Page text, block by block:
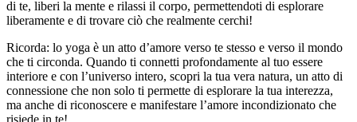
di te, liberi la mente e rilassi il corpo, permettendoti di esplorare
liberamente e di trovare ciò che realmente cerchi!
Ricorda: lo yoga è un atto d’amore verso te stesso e verso il mondo
che ti circonda. Quando ti connetti profondamente al tuo essere
interiore e con l’universo intero, scopri la tua vera natura, un atto di
connessione che non solo ti permette di esplorare la tua interezza,
ma anche di riconoscere e manifestare l’amore incondizionato che